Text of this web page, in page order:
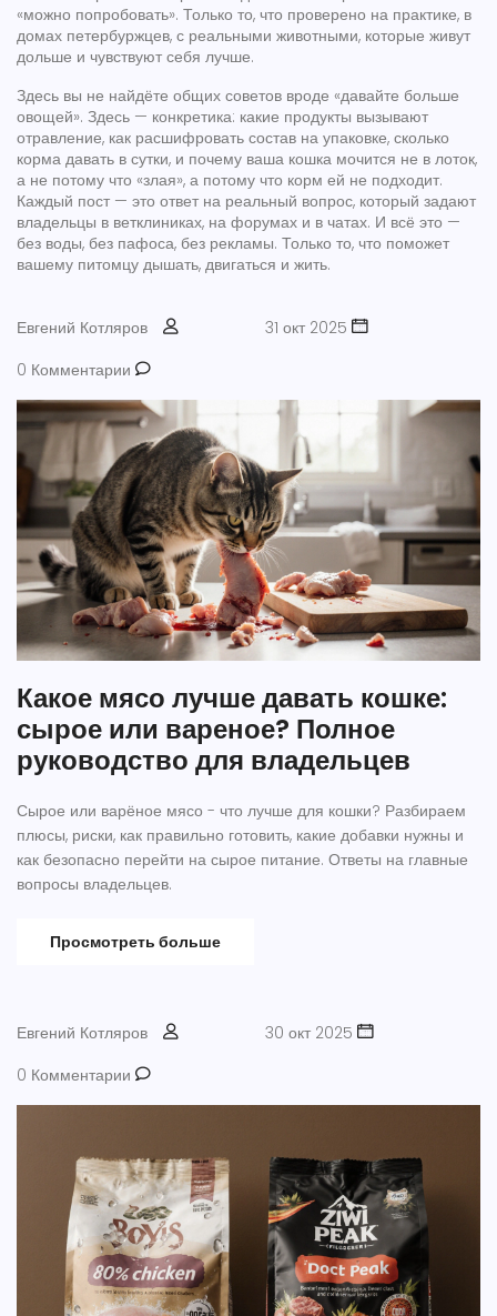
«можно попробовать». Только то, что проверено на практике, в
домах петербуржцев, с реальными животными, которые живут
дольше и чувствуют себя лучше.
Здесь вы не найдёте общих советов вроде «давайте больше
овощей». Здесь — конкретика: какие продукты вызывают
отравление, как расшифровать состав на упаковке, сколько
корма давать в сутки, и почему ваша кошка мочится не в лоток,
а не потому что «злая», а потому что корм ей не подходит.
Каждый пост — это ответ на реальный вопрос, который задают
владельцы в ветклиниках, на форумах и в чатах. И всё это —
без воды, без пафоса, без рекламы. Только то, что поможет
вашему питомцу дышать, двигаться и жить.
Евгений Котляров
31 окт 2025
0 Комментарии
Какое мясо лучше давать кошке:
сырое или вареное? Полное
руководство для владельцев
Сырое или варёное мясо - что лучше для кошки? Разбираем
плюсы, риски, как правильно готовить, какие добавки нужны и
как безопасно перейти на сырое питание. Ответы на главные
вопросы владельцев.
Просмотреть больше
Евгений Котляров
30 окт 2025
0 Комментарии